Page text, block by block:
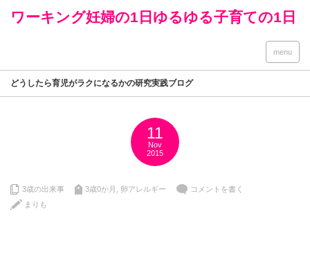
ワーキング妊婦の1日ゆるゆる子育ての1日
menu
どうしたら育児がラクになるかの研究実践ブログ
11
Nov
2015
3歳の出来事 3歳0か月 卵アレルギー
コメントを書く
まりも